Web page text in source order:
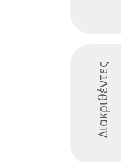
Διακριθέντες